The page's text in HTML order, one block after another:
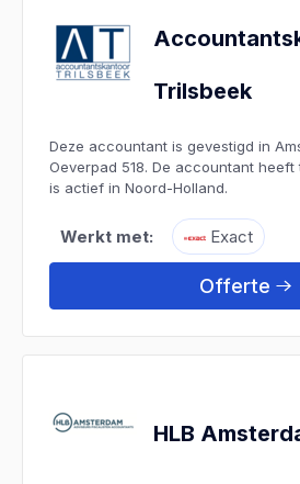
Trilsbeek
Deze accountant is gevestigd in
Oeverpad 518. De accountant
is actief in Noord-Holland.
Werkt met: Exact
Offerte
HLB